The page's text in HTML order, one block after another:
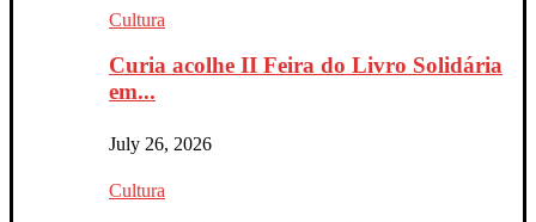
Cultura
Curia acolhe II Feira do Livro Solidária
em...
July 26, 2026
Cultura